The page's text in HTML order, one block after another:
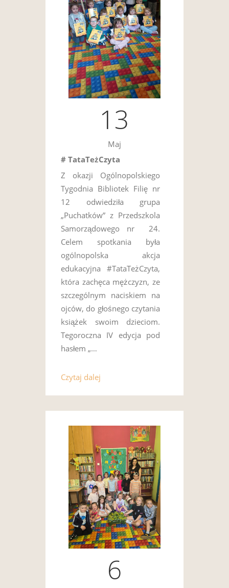
13
Maj
# TataTeżCzyta
Z okazji Ogólnopolskiego
Tygodnia Bibliotek Filię nr
12 odwiedziła grupa
„Puchatków” z Przedszkola
Samorządowego nr 24.
Celem spotkania była
ogólnopolska akcja
edukacyjna #TataTeżCzyta,
która zachęca mężczyzn, ze
szczególnym naciskiem na
ojców, do głośnego czytania
książek swoim dzieciom.
Tegoroczna IV edycja pod
hasłem „…
Czytaj dalej
6